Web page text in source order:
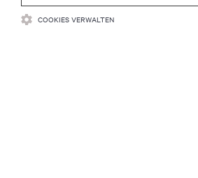
JETZT ANMELDEN
COOKIES VERWALTEN